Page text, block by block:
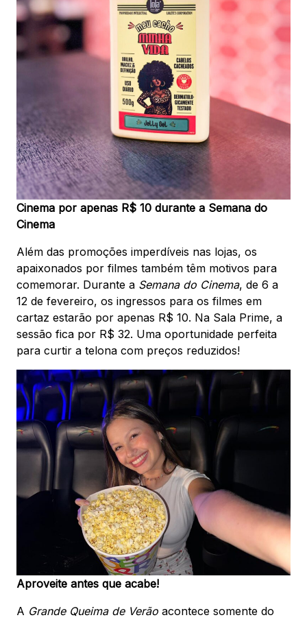
Cinema por apenas R$ 10 durante a Semana do
Cinema
Além das promoções imperdíveis nas lojas, os
apaixonados por filmes também têm motivos para
comemorar. Durante a Semana do Cinema, de 6 a
12 de fevereiro, os ingressos para os filmes em
cartaz estarão por apenas R$ 10. Na Sala Prime, a
sessão fica por R$ 32. Uma oportunidade perfeita
para curtir a telona com preços reduzidos!
Aproveite antes que acabe!
A Grande Queima de Verão acontece somente do